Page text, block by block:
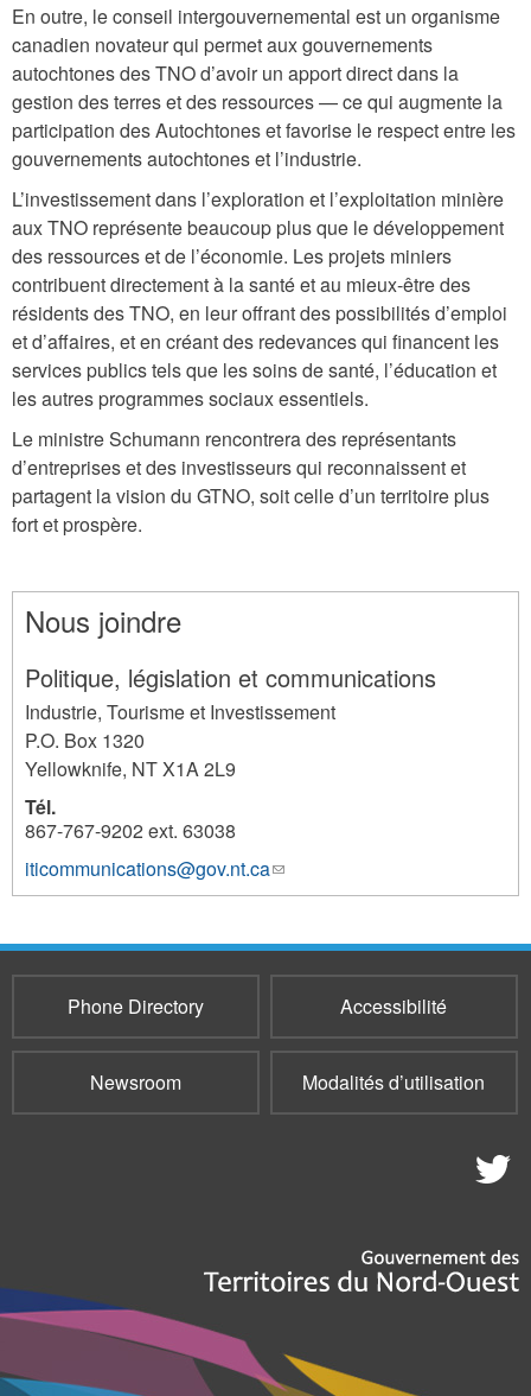
En outre, le conseil intergouvernemental est un organisme
canadien novateur qui permet aux gouvernements
autochtones des TNO d’avoir un apport direct dans la
gestion des terres et des ressources — ce qui augmente la
participation des Autochtones et favorise le respect entre les
gouvernements autochtones et l’industrie.
L’investissement dans l’exploration et l’exploitation minière
aux TNO représente beaucoup plus que le développement
des ressources et de l’économie. Les projets miniers
contribuent directement à la santé et au mieux-être des
résidents des TNO, en leur offrant des possibilités d’emploi
et d’affaires, et en créant des redevances qui financent les
services publics tels que les soins de santé, l’éducation et
les autres programmes sociaux essentiels.
Le ministre Schumann rencontrera des représentants
d’entreprises et des investisseurs qui reconnaissent et
partagent la vision du GTNO, soit celle d’un territoire plus
fort et prospère.
Nous joindre
Politique, législation et communications
Industrie, Tourisme et Investissement
P.O. Box 1320
Yellowknife, NTX1A 2L9
Tél.
867-767-9202 ext. 63038
iticommunications@gov.nt.ca(link
sends
mail)
1211
Phone Directory Accessibilité
Newsroom Modalités d’utilisation